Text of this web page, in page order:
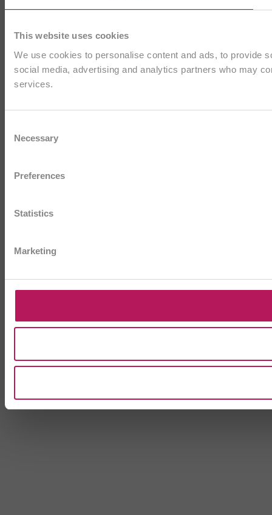
This website uses cookies
We use cookies to personalise content and ads, to provide
social media, advertising and analytics partners who may
services.
Selection
Necessary
Preferences
Statistics
Marketing